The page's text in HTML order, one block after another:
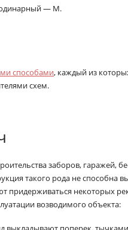
— М.
способами, каждый из
схем.
заборов, гаражей,
такого рода не способна
придерживаться некоторых
возводимого объекта: